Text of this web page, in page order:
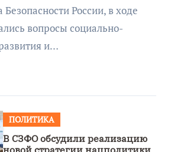
России, в ходе
вопросы социально-
и…
ПОЛИТИКА
В СЗФО обсудили реализацию
новой стратегии нацполитики